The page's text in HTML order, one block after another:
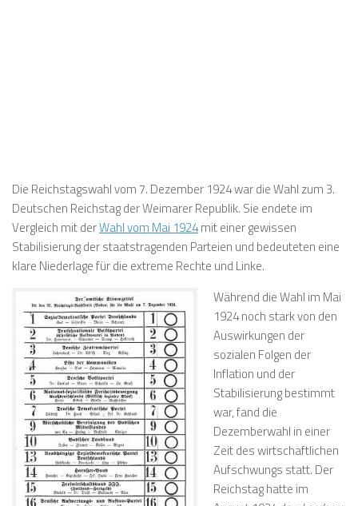
Die Reichstagswahl vom 7. Dezember 1924war die Wahl zum 3.
Deutschen Reichstag der Weimarer Republik. Sie endete im
Vergleich mit derWahl vom Mai 1924mit einer gewissen
Stabilisierung der staatstragenden Parteien und bedeuteten eine
klare Niederlage für die extreme Rechte und Linke.
Während die Wahl im Mai
1924 noch stark von den
Auswirkungen der
sozialen Folgen der
Inflation und der
Stabilisierung bestimmt
war, fand die
Dezemberwahl in einer
Zeit des wirtschaftlichen
Aufschwungs statt. Der
Reichstag hatte im